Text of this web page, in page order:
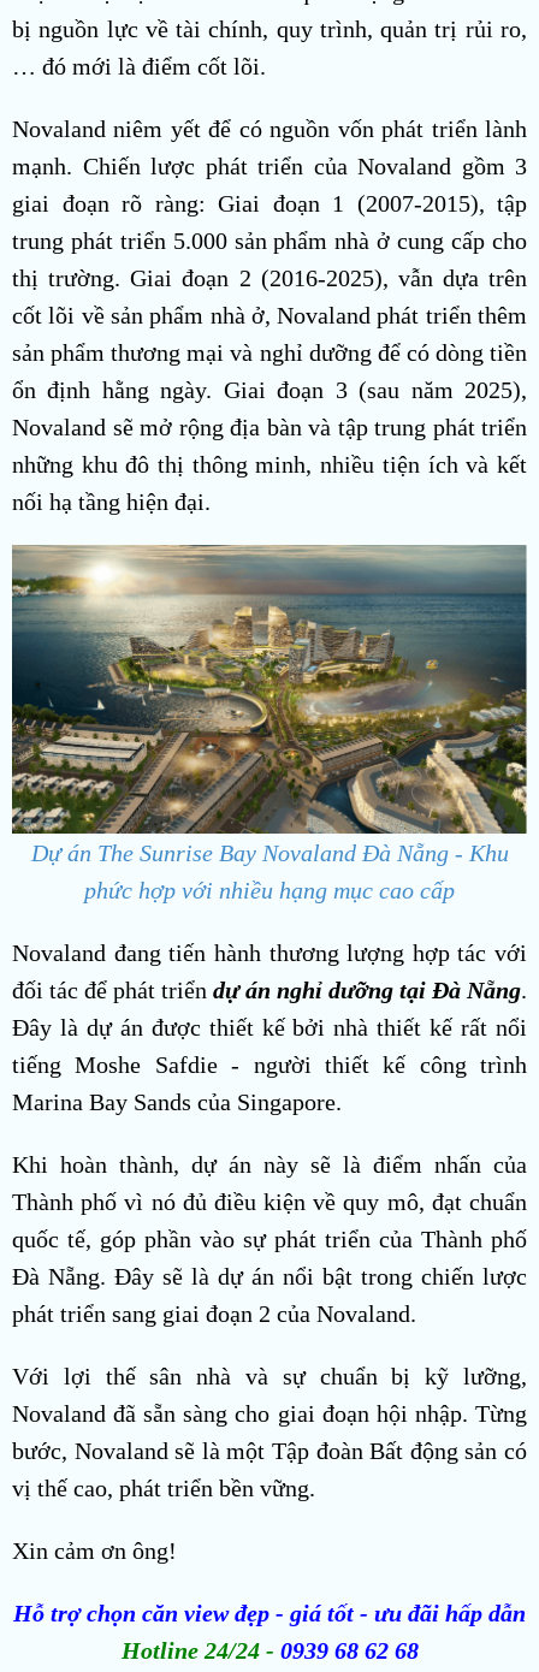
bị nguồn lực về tài chính, quy trình, quản trị rủi ro,
… đó mới là điểm cốt lõi.
Novaland niêm yết để có nguồn vốn phát triển lành
mạnh. Chiến lược phát triển của Novaland gồm 3
giai đoạn rõ ràng: Giai đoạn 1 (2007-2015), tập
trung phát triển 5.000 sản phẩm nhà ở cung cấp cho
thị trường. Giai đoạn 2 (2016-2025), vẫn dựa trên
cốt lõi về sản phẩm nhà ở, Novaland phát triển thêm
sản phẩm thương mại và nghỉ dưỡng để có dòng tiền
ổn định hằng ngày. Giai đoạn 3 (sau năm 2025),
Novaland sẽ mở rộng địa bàn và tập trung phát triển
những khu đô thị thông minh, nhiều tiện ích và kết
nối hạ tầng hiện đại.
Dự án The Sunrise Bay Novaland Đà Nẵng - Khu
phức hợp với nhiều hạng mục cao cấp
Novaland đang tiến hành thương lượng hợp tác với
đối tác để phát triển dự án nghỉ dưỡng tại Đà Nẵng.
Đây là dự án được thiết kế bởi nhà thiết kế rất nổi
tiếng Moshe Safdie - người thiết kế công trình
Marina Bay Sands của Singapore.
Khi hoàn thành, dự án này sẽ là điểm nhấn của
Thành phố vì nó đủ điều kiện về quy mô, đạt chuẩn
quốc tế, góp phần vào sự phát triển của Thành phố
Đà Nẵng. Đây sẽ là dự án nổi bật trong chiến lược
phát triển sang giai đoạn 2 của Novaland.
Với lợi thế sân nhà và sự chuẩn bị kỹ lưỡng,
Novaland đã sẵn sàng cho giai đoạn hội nhập. Từng
bước, Novaland sẽ là một Tập đoàn Bất động sản có
vị thế cao, phát triển bền vững.
Xin cảm ơn ông!
Hỗ trợ chọn căn view đẹp - giá tốt - ưu đãi hấp dẫn
Hotline 24/24 - 0939 68 62 68